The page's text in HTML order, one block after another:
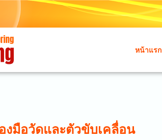
หน้าแรก
งมือวัดและตัวขับเคลื่อน